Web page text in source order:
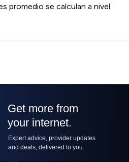
promedio se calculan a nivel